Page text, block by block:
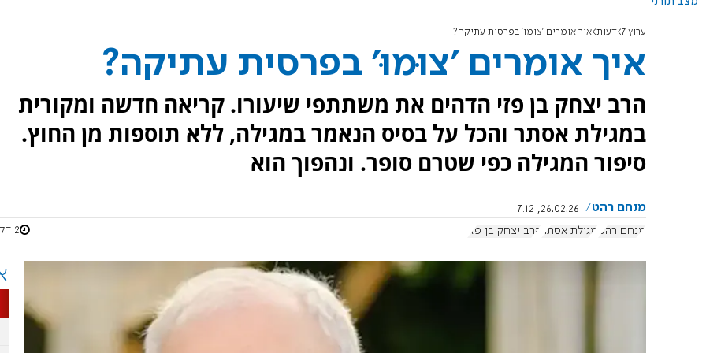
ערוץ 7 דעות איך אומרים 'צוּמוּ' בפרסית עתיקה?
איך אומרים 'צוּמוּ' בפרסית עתיקה?
הרב יצחק בן פזי הדהים את משתתפי שיעורו. קריאה חדשה ומקורית
במגילת אסתר והכל על בסיס הנאמר במגילה, ללא תוספות מן החוץ.
סיפור המגילה כפי שטרם סופר. ונהפוך הוא
מנחם רהט
26.02.26, 7:12
מנחם רהט מגילת אסתר הרב יצחק בן פזי 2 דקות